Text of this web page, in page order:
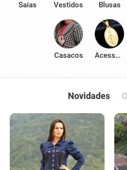
Saias Vestidos Blusas
Casacos Acessórios
Novidades